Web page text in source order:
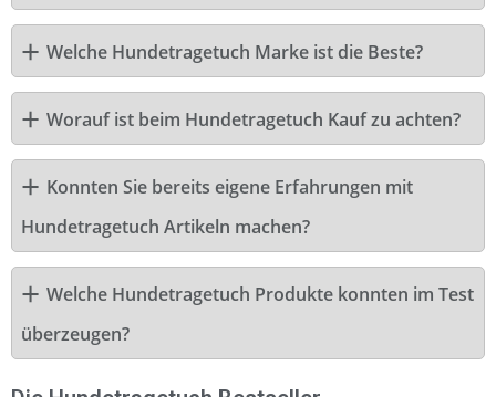
Welche Hundetragetuch Marke ist die Beste?
Worauf ist beim Hundetragetuch Kauf zu achten?
Konnten Sie bereits eigene Erfahrungen mit
Hundetragetuch Artikeln machen?
Welche Hundetragetuch Produkte konnten im Test
überzeugen?